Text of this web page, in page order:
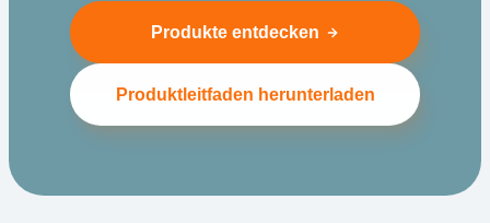
Produkte entdecken
Produktleitfaden herunterladen